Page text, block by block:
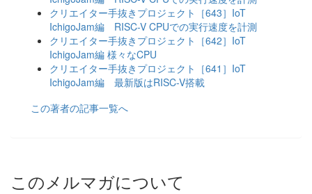
クリエイター手抜きプロジェクト［643］IoT
IchigoJam編 RISC-V CPUでの実行速度を計測
クリエイター手抜きプロジェクト［642］IoT
IchigoJam編 様々なCPU
クリエイター手抜きプロジェクト［641］IoT
IchigoJam編 最新版はRISC-V搭載
この著者の記事一覧へ
このメルマガについて